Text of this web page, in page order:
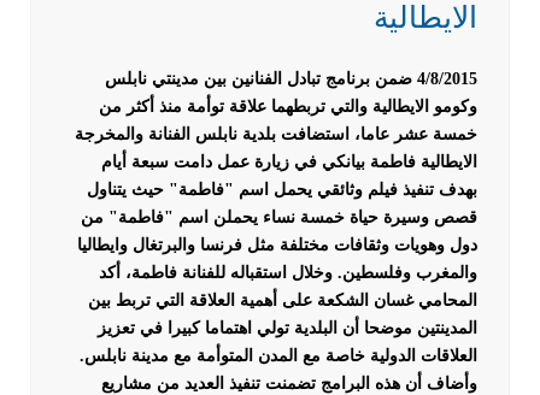
الايطالية
4/8/2015 ضمن برنامج تبادل الفنانين بين مدينتي نابلس
وكومو الايطالية والتي تربطهما علاقة توأمة منذ أكثر من
خمسة عشر عاما، استضافت بلدية نابلس الفنانة والمخرجة
الايطالية فاطمة بيانكي في زيارة عمل دامت سبعة أيام
بهدف تنفيذ فيلم وثائقي يحمل اسم "فاطمة" حيث يتناول
قصص وسيرة حياة خمسة نساء يحملن اسم "فاطمة" من
دول وهويات وثقافات مختلفة مثل فرنسا والبرتغال وايطاليا
والمغرب وفلسطين. وخلال استقباله للفنانة فاطمة، أكد
المحامي غسان الشكعة على أهمية العلاقة التي تربط بين
المدينتين موضحا أن البلدية تولي اهتماما كبيرا في تعزيز
العلاقات الدولية خاصة مع المدن المتوأمة مع مدينة نابلس.
وأضاف أن هذه البرامج تضمنت تنفيذ العديد من مشاريع